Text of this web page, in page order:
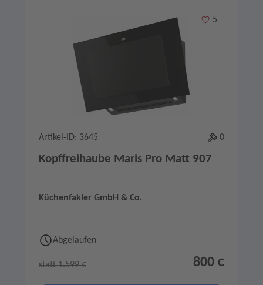
Merken
5
Artikel-ID: 3645 0
Kopffreihaube Maris Pro Matt 907
Küchenfakler GmbH & Co.
Abgelaufen
statt 1.599 € 800 €